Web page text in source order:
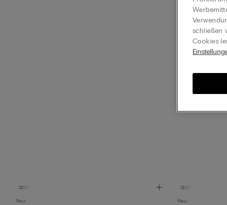
Neu Neu
schließen
Cookies